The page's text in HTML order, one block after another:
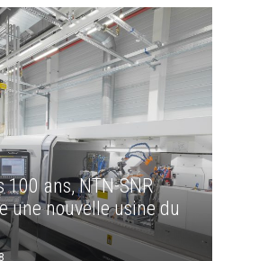
100 ans, NTN-SNR
une nouvelle usine du